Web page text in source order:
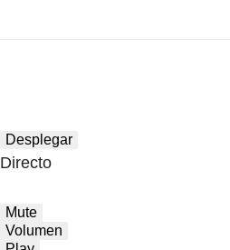
Desplegar
Directo
Mute
Volumen